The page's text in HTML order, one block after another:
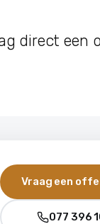
direct een
Vraag een
077 396